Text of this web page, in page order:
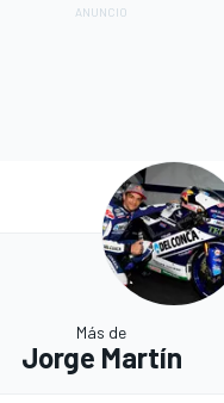
Más de
Jorge Martín